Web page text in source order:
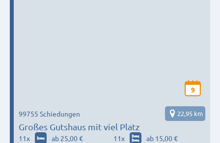
9
Großes Gutshaus mit viel Platz
99755 Schiedungen 22,95 km
11x ab 25,00 € 11x
ab 15,00 €